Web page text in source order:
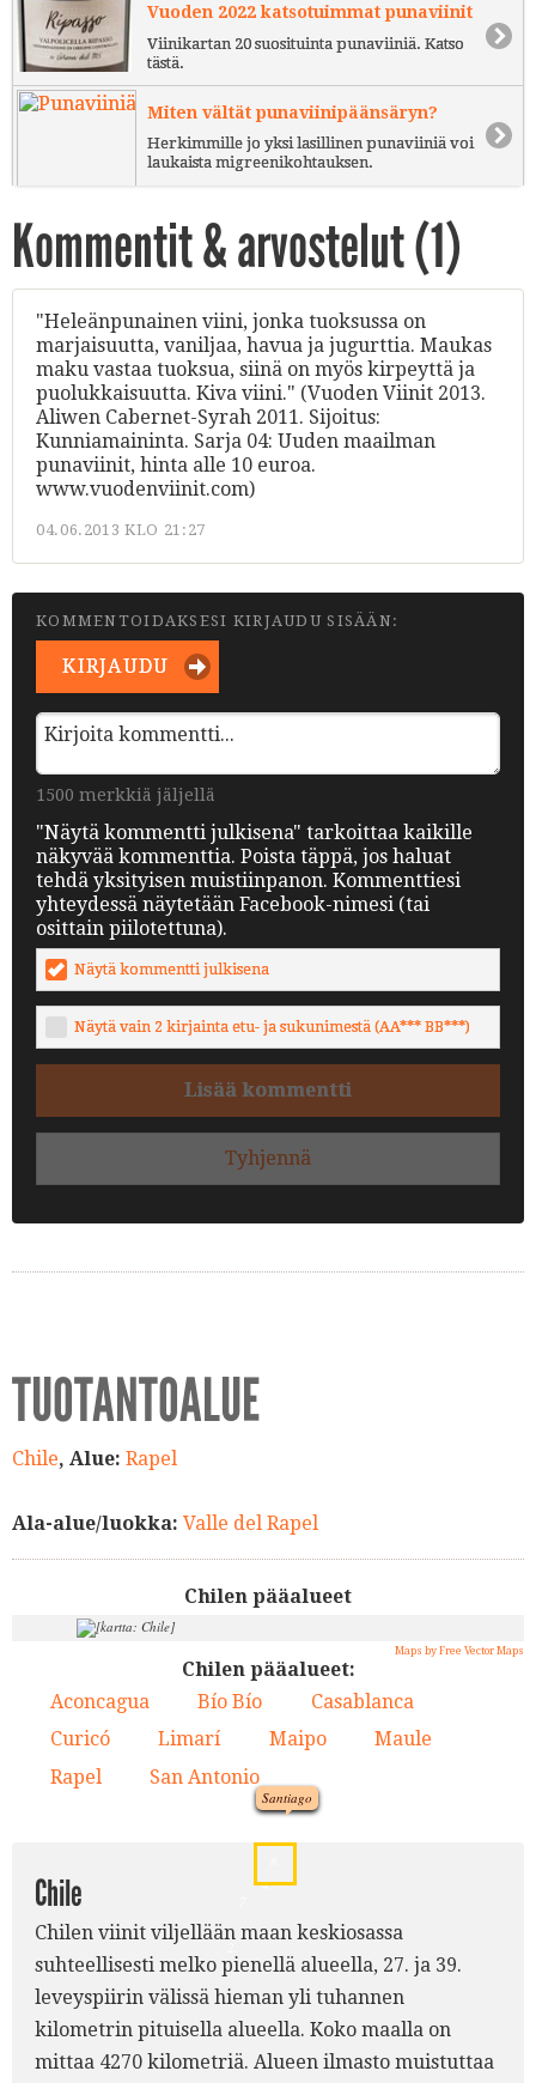
Vuoden 2022 katsotuimmat punaviinit
Viinikartan 20 suosituinta punaviiniä. Katso
tästä.
Miten vältät punaviinipäänsäryn?
Herkimmille jo yksi lasillinen punaviiniä voi
laukaista migreenikohtauksen.
Kommentit & arvostelut (1)
"Heleänpunainen viini, jonka tuoksussa on
marjaisuutta, vaniljaa, havua ja jugurttia. Maukas
maku vastaa tuoksua, siinä on myös kirpeyttä ja
puolukkaisuutta. Kiva viini." (Vuoden Viinit 2013.
Aliwen Cabernet-Syrah 2011. Sijoitus:
Kunniamaininta. Sarja 04: Uuden maailman
punaviinit, hinta alle 10 euroa.
www.vuodenviinit.com)
04.06.2013 KLO 21:27
KOMMENTOIDAKSESI KIRJAUDU SISÄÄN:
KIRJAUDU
1500 merkkiä jäljellä
"Näytä kommentti julkisena" tarkoittaa kaikille
näkyvää kommenttia. Poista täppä, jos haluat
tehdä yksityisen muistiinpanon. Kommenttiesi
yhteydessä näytetään Facebook-nimesi (tai
osittain piilotettuna).
Näytä kommentti julkisena
Näytä vain 2 kirjainta etu- ja sukunimestä (AA*** BB***)
Lisää kommentti
Tyhjennä
TUOTANTOALUE
Chile, Alue: Rapel
Ala-alue/luokka: Valle del Rapel
Chilen pääalueet
Santiago
4.
Maps by Free Vector Maps
Chilen pääalueet:
Aconcagua Bío Bío Casablanca
Curicó Limarí Maipo Maule
Rapel San Antonio
Chile
Chilen viinit viljellään maan keskiosassa
suhteellisesti melko pienellä alueella, 27. ja 39.
leveyspiirin välissä hieman yli tuhannen
kilometrin pituisella alueella. Koko maalla on
mittaa 4270 kilometriä. Alueen ilmasto muistuttaa